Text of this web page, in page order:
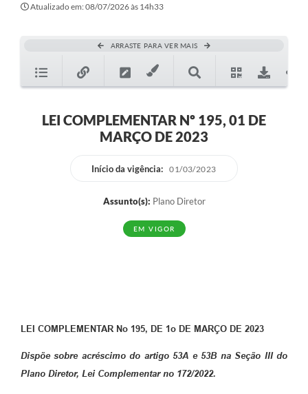
Atualizado em: 08/07/2026 às 14h33
ARRASTE PARA VER MAIS
LEI COMPLEMENTAR Nº 195, 01 DE
MARÇO DE 2023
Início da vigência: 01/03/2023
Assunto(s): Plano Diretor
EM VIGOR
LEI COMPLEMENTAR No 195, DE 1 o DE MARÇO DE 2023
Dispõe sobre acréscimo do artigo 53A e 53B na Seção III do
Plano Diretor, Lei Complementar no 172/2022.